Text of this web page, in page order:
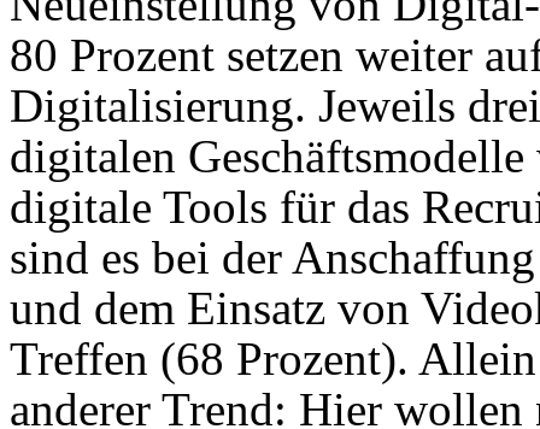
80 Prozent setzen weiter
Digitalisierung. Jeweils
digitalen
digitale Tools für das
sind es bei der
und dem Einsatz von
Treffen (68 Prozent).
anderer Trend: Hier